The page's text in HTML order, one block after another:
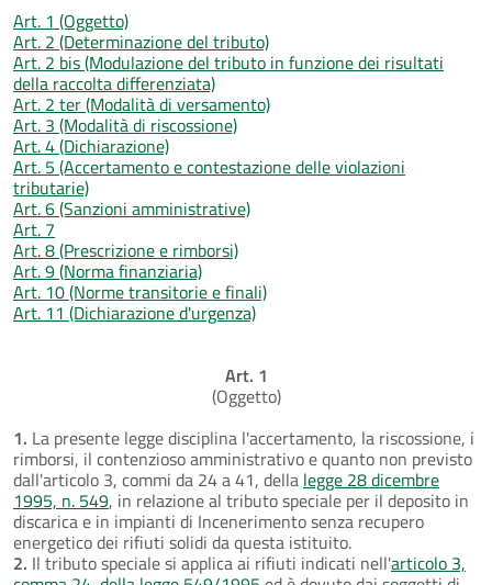
Art. 1 (Oggetto)
Art. 2 (Determinazione del tributo)
Art. 2 bis (Modulazione del tributo in funzione dei risultati
della raccolta differenziata)
Art. 2 ter (Modalità di versamento)
Art. 3 (Modalità di riscossione)
Art. 4 (Dichiarazione)
Art. 5 (Accertamento e contestazione delle violazioni
tributarie)
Art. 6 (Sanzioni amministrative)
Art. 7
Art. 8 (Prescrizione e rimborsi)
Art. 9 (Norma finanziaria)
Art. 10 (Norme transitorie e finali)
Art. 11 (Dichiarazione d'urgenza)
Art. 1
(Oggetto)
1. La presente legge disciplina l'accertamento, la riscossione, i
rimborsi, il contenzioso amministrativo e quanto non previsto
dall'articolo 3, commi da 24 a 41, della legge 28 dicembre
1995, n. 549, in relazione al tributo speciale per il deposito in
discarica e in impianti di Incenerimento senza recupero
energetico dei rifiuti solidi da questa istituito.
2. Il tributo speciale si applica ai rifiuti indicati nell'articolo 3,